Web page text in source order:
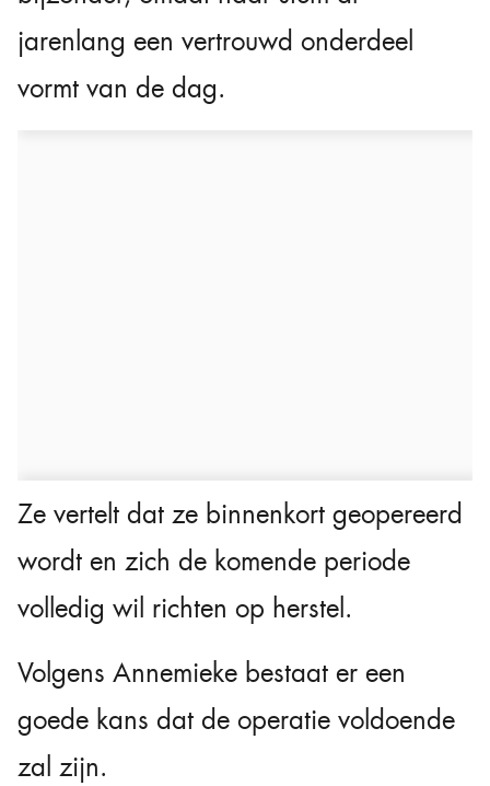
jarenlang een vertrouwd onderdeel
vormt van de dag.
Ze vertelt dat ze binnenkort geopereerd
wordt en zich de komende periode
volledig wil richten op herstel.
Volgens Annemieke bestaat er een
goede kans dat de operatie voldoende
zal zijn.